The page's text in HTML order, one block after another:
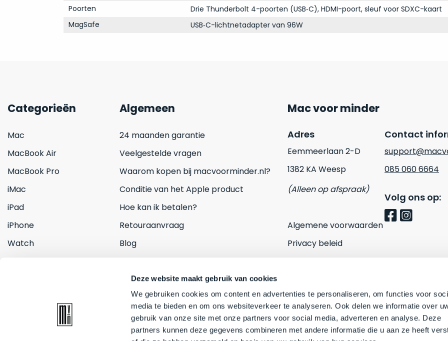
Deze website maakt gebruik van cookies
We gebruiken cookies om content en advertenties te personaliseren, om functies voor
media te bieden en om ons websiteverkeer te analyseren. Ook delen we informatie over
gebruik van onze site met onze partners voor social media, adverteren en analyse. Deze
partners kunnen deze gegevens combineren met andere informatie die u aan ze heeft
Poorten
Drie Thunderbolt 4-poorten (USB‑C), HDMI-poort, sleuf voor SDXC-kaart
MagSafe
USB‑C-lichtnetadapter van 96W
Categorieën
Mac
MacBook Air
MacBook Pro
iMac
iPad
iPhone
Watch
Algemeen
24 maanden garantie
Veelgestelde vragen
Waarom kopen bij macvoorminder.nl?
Conditie van het Apple product
Hoe kan ik betalen?
Retouraanvraag
Blog
Mac voor minder
Adres
Eemmeerlaan 2-D
1382 KA Weesp
(Alleen op afspraak)
Algemene voorwaarden
Privacy beleid
Contact
085 060 6664
Volg ons op: